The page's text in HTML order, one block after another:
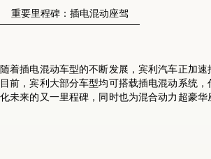
重要里程碑：插电混动座驾
随着插电混动车型的不断发展，宾利汽车正加速
目前，宾利大部分车型均可搭载插电混动系统
化未来的又一里程碑，同时也为混合动力超豪华